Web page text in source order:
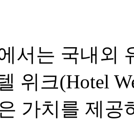
서는 국내외
위크(Hotel
가치를 제